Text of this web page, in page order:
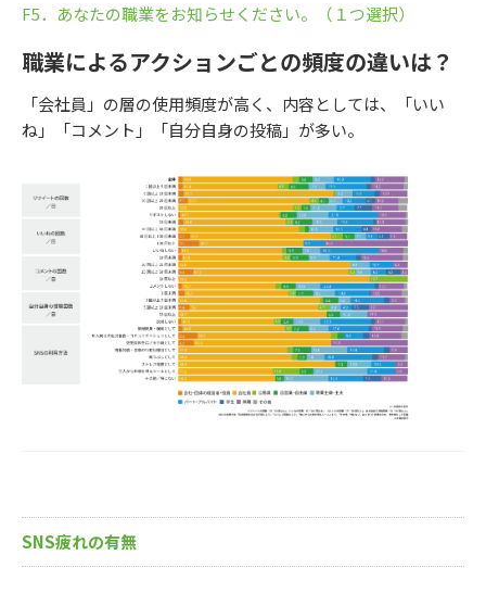
F5．あなたの職業をお知らせください。（１つ選択）
職業によるアクションごとの頻度の違いは？
「会社員」の層の使用頻度が高く、内容としては、「いい
ね」「コメント」「自分自身の投稿」が多い。
SNS疲れの有無